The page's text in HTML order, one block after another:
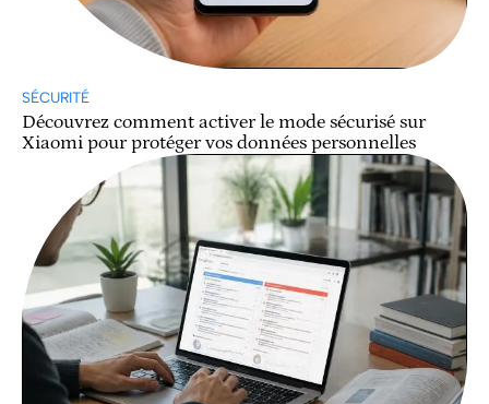
SÉCURITÉ
Découvrez comment activer le mode sécurisé sur
Xiaomi pour protéger vos données personnelles